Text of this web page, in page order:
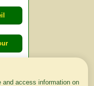
and access information on